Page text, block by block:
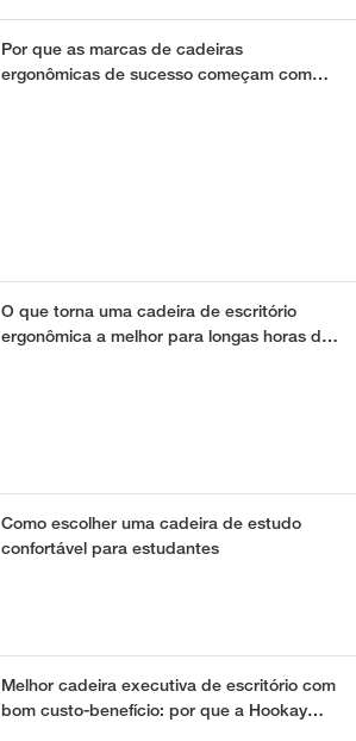
Por que as marcas de cadeiras
ergonômicas de sucesso começam com
O que torna uma cadeira de escritório
ergonômica a melhor para longas horas de
Como escolher uma cadeira de estudo
confortável para estudantes
Melhor cadeira executiva de escritório com
bom custo-benefício: por que a Hookay